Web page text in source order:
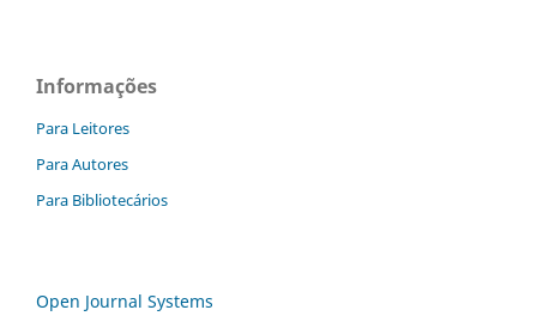
Informações
Para Leitores
Para Autores
Para Bibliotecários
Open Journal Systems